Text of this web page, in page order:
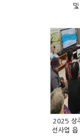
선사업 읍